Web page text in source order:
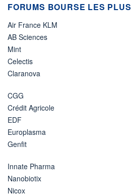
FORUMS BOURSE LES
Air France KLM
AB Sciences
Mint
Celectis
Claranova
CGG
Crédit Agricole
EDF
Europlasma
Genfit
Innate Pharma
Nanobiotix
Nicox